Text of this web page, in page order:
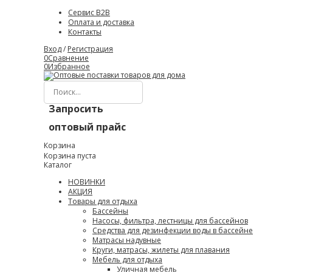
Сервис B2B
Оплата и доставка
Контакты
Вход/ Регистрация
0Сравнение
0Избранное
Запросить
оптовый прайс
Корзина
Корзина пуста
Каталог
НОВИНКИ
АКЦИЯ
Товары для отдыха
Бассейны
Насосы, фильтра, лестницы для бассейнов
Средства для дезинфекции воды в бассейне
Матрасы надувные
Круги, матрасы, жилеты для плавания
Мебель для отдыха
Уличная мебель